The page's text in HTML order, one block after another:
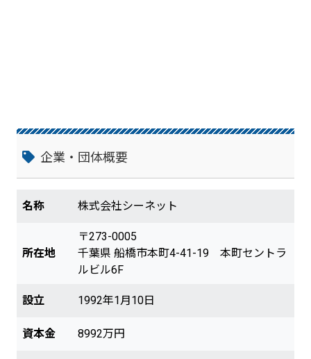
企業・団体概要
名称 株式会社シーネット
所在地
〒273-0005
千葉県 船橋市本町4-41-19 本町セントラ
ルビル6F
設立 1992年1月10日
資本金 8992万円